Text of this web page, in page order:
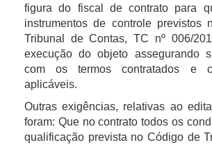
figura do fiscal de contrato para
instrumentos de controle previstos
Tribunal de Contas, TC nº 006/
execução do objeto assegurando
com os termos contratados e
aplicáveis.
Outras exigências, relativas ao
foram: Que no contrato todos os
qualificação prevista no Código de